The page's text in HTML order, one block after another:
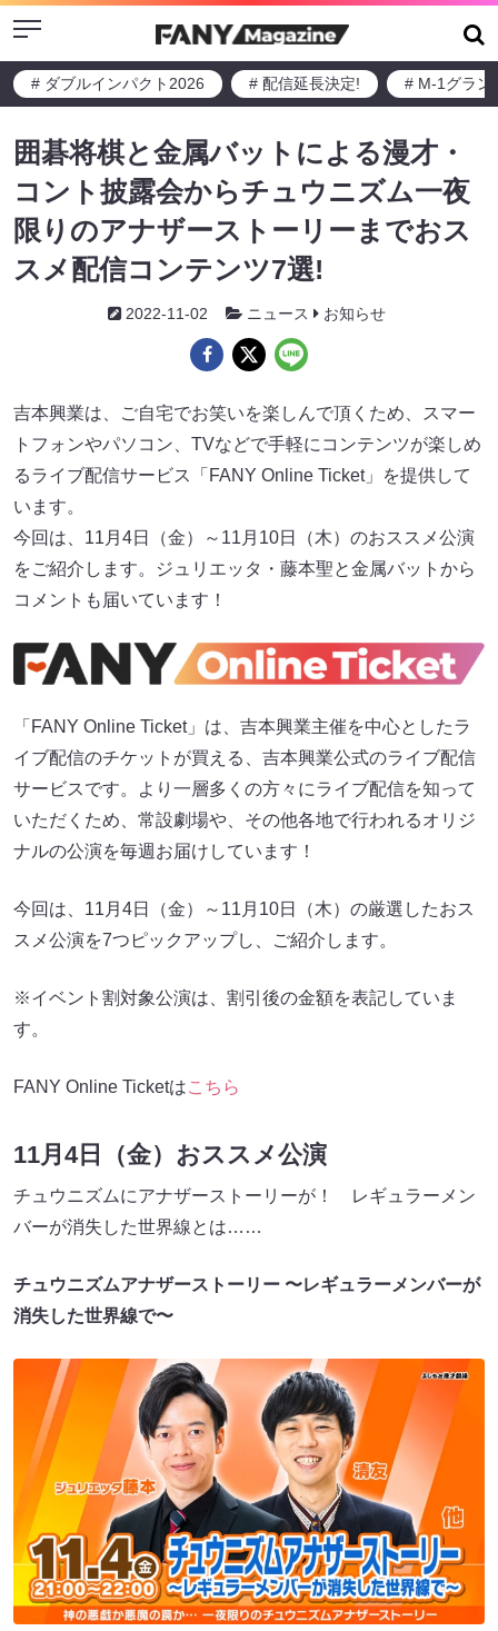
Menu
# ダブルインパクト2026 # 配信延長決定! # M-1グラン
囲碁将棋と⾦属バットによる漫才・
コント披露会からチュウニズム⼀夜
限りのアナザーストーリーまでおス
スメ配信コンテンツ7選!
2022-11-02 ニュース お知らせ
吉本興業は、ご自宅でお笑いを楽しんで頂くため、スマー
トフォンやパソコン、TVなどで手軽にコンテンツが楽しめ
るライブ配信サービス「FANY Online Ticket」を提供して
います。
今回は、11月4日（金）～11月10日（木）のおススメ公演
をご紹介します。ジュリエッタ・藤本聖と⾦属バットから
コメントも届いています！
「FANY Online Ticket」は、吉本興業主催を中心としたラ
イブ配信のチケットが買える、吉本興業公式のライブ配信
サービスです。より一層多くの方々にライブ配信を知って
いただくため、常設劇場や、その他各地で行われるオリジ
ナルの公演を毎週お届けしています！
今回は、11月4日（金）～11月10日（木）の厳選したおス
スメ公演を7つピックアップし、ご紹介します。
※イベント割対象公演は、割引後の⾦額を表記していま
す。
FANY Online Ticketはこちら
11月4日（金）おススメ公演
チュウニズムにアナザーストーリーが！ レギュラーメン
バーが消失した世界線とは……
チュウニズムアナザーストーリー 〜レギュラーメンバーが
消失した世界線で〜